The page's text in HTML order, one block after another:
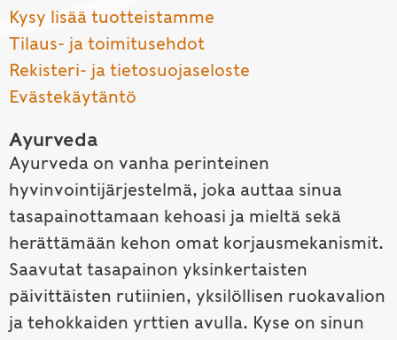
Kysy lisää tuotteistamme
Tilaus- ja toimitusehdot
Rekisteri- ja tietosuojaseloste
Evästekäytäntö
Ayurveda
Ayurveda on vanha perinteinen
hyvinvointijärjestelmä, joka auttaa sinua
tasapainottamaan kehoasi ja mieltä sekä
herättämään kehon omat korjausmekanismit.
Saavutat tasapainon yksinkertaisten
päivittäisten rutiinien, yksilöllisen ruokavalion
ja tehokkaiden yrttien avulla. Kyse on sinun